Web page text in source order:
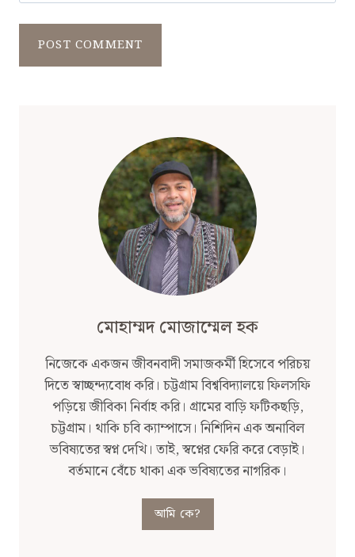
মোহাম্মদ মোজাম্মেল হক
নিজেকে একজন জীবনবাদী সমাজকর্মী হিসেবে পরিচয়
দিতে স্বাচ্ছন্দ্যবোধ করি। চট্টগ্রাম বিশ্ববিদ্যালয়ে ফিলসফি
পড়িয়ে জীবিকা নির্বাহ করি। গ্রামের বাড়ি ফটিকছড়ি,
চট্টগ্রাম। থাকি চবি ক্যাম্পাসে। নিশিদিন এক অনাবিল
ভবিষ্যতের স্বপ্ন দেখি। তাই, স্বপ্নের ফেরি করে বেড়াই।
বর্তমানে বেঁচে থাকা এক ভবিষ্যতের নাগরিক।
আমি কে?